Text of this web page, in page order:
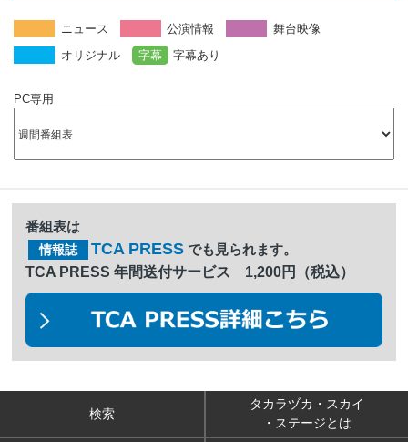
ニュース 公演情報
舞台映像
オリジナル
字幕 字幕あり
PC専用
番組表は
情報誌 TCA PRESS でも見られます。
TCA PRESS 年間送付サービス 1,200円（税込）
検索
タカラヅカ・スカイ
・ステージとは